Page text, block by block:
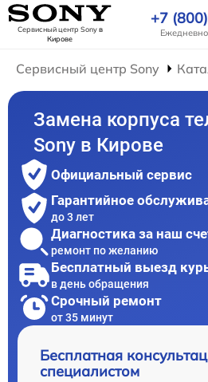
Сервисный центр Sonyв
Кирове
+7
Сервисный центр Sony
Замена корпуса
Sony в Кирове
Официальный сервис
Гарантийное
до 3 лет
Диагностика за наш
ремонт по желанию
Бесплатный выезд
в день обращения
Срочный ремонт
от 35 минут
Бесплатная
специалистом